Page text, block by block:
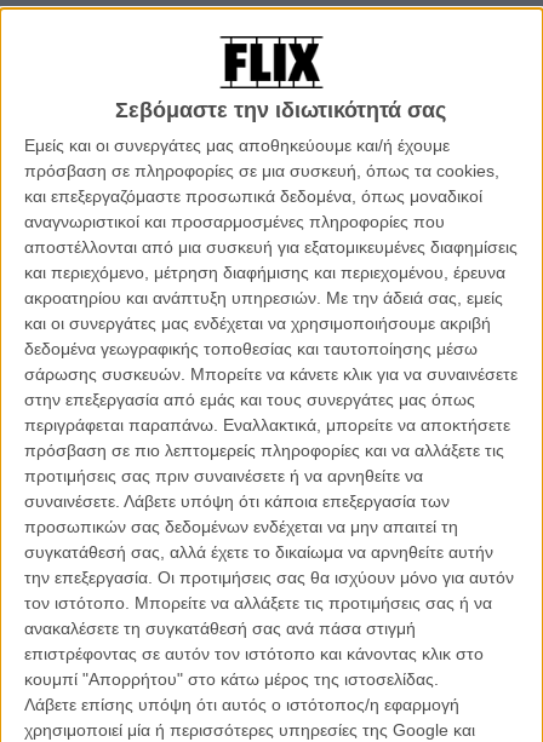
Σεβόμαστε την ιδιωτικότητά σας
Εμείς και οι συνεργάτες μας αποθηκεύουμε και/ή έχουμε
πρόσβαση σε πληροφορίες σε μια συσκευή, όπως τα cookies,
και επεξεργαζόμαστε προσωπικά δεδομένα, όπως μοναδικοί
αναγνωριστικοί και προσαρμοσμένες πληροφορίες που
αποστέλλονται από μια συσκευή για εξατομικευμένες διαφημίσεις
και περιεχόμενο, μέτρηση διαφήμισης και περιεχομένου, έρευνα
ακροατηρίου και ανάπτυξη υπηρεσιών. Με την άδειά σας, εμείς
και οι συνεργάτες μας ενδέχεται να χρησιμοποιήσουμε ακριβή
δεδομένα γεωγραφικής τοποθεσίας και ταυτοποίησης μέσω
σάρωσης συσκευών. Μπορείτε να κάνετε κλικ για να συναινέσετε
στην επεξεργασία από εμάς και τους συνεργάτες μας όπως
περιγράφεται παραπάνω. Εναλλακτικά, μπορείτε να αποκτήσετε
πρόσβαση σε πιο λεπτομερείς πληροφορίες και να αλλάξετε τις
προτιμήσεις σας πριν συναινέσετε ή να αρνηθείτε να
συναινέσετε. Λάβετε υπόψη ότι κάποια επεξεργασία των
προσωπικών σας δεδομένων ενδέχεται να μην απαιτεί τη
συγκατάθεσή σας, αλλά έχετε το δικαίωμα να αρνηθείτε αυτήν
την επεξεργασία. Οι προτιμήσεις σας θα ισχύουν μόνο για αυτόν
τον ιστότοπο. Μπορείτε να αλλάξετε τις προτιμήσεις σας ή να
ανακαλέσετε τη συγκατάθεσή σας ανά πάσα στιγμή
επιστρέφοντας σε αυτόν τον ιστότοπο και κάνοντας κλικ στο
κουμπί "Απορρήτου" στο κάτω μέρος της ιστοσελίδας.
Λάβετε επίσης υπόψη ότι αυτός ο ιστότοπος/η εφαρμογή
χρησιμοποιεί μία ή περισσότερες υπηρεσίες της Google και
αποτέλεσμα σε μικρή και μεγάλη οθόνη.
πόλεμο.
Διαβάστε εδώ περισσότερα.
«Civil War»
Η Αμερική είναι μια εμπόλεμη ζώνη στο πρώτο τρέιλερ της ταινίας
«Civil War» του Αλεξ Γκάρλαντ.Διαβάστε εδώ περισσότερα.